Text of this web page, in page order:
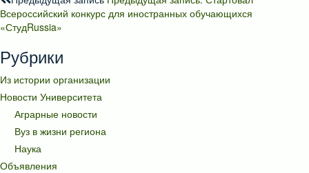
Всероссийский конкурс для иностранных обучающихся
«СтудRussia»
Рубрики
Из истории организации
Новости Университета
Аграрные новости
Вуз в жизни региона
Наука
Объявления